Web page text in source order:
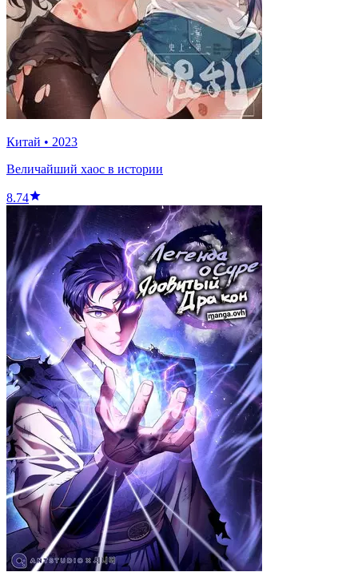
Китай • 2023
Величайший хаос в истории
8.74